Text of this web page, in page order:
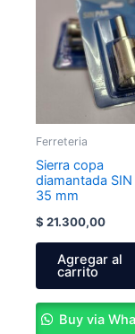
Ferreteria
Sierra copa
diamantada SIN
35 mm
$ 21.300,00
Agregar al
carrito
Buy via